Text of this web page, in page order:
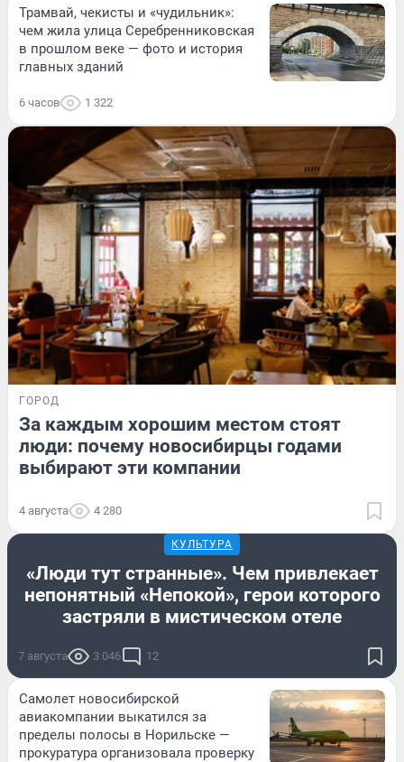
Трамвай, чекисты и «чудильник»:
чем жила улица Серебренниковская
в прошлом веке — фото и история
главных зданий
6 часов 1 322
ГОРОД
За каждым хорошим местом стоят
люди: почему новосибирцы годами
выбирают эти компании
4 августа 4 280
КУЛЬТУРА
«Люди тут странные». Чем привлекает
непонятный «Непокой», герои которого
застряли в мистическом отеле
7 августа 3 046 12
Самолет новосибирской
авиакомпании выкатился за
пределы полосы в Норильске —
прокуратура организовала проверку